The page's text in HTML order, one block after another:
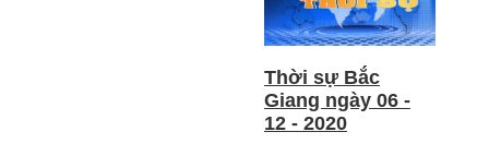
Thời sự Bắc
Giang ngày 06 -
12 - 2020